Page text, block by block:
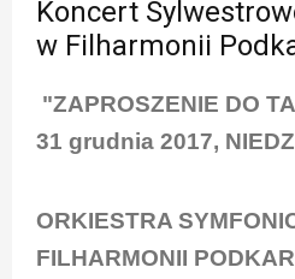
Koncert
w Filharmonii
"ZAPROSZENIE DO
31 grudnia 2017,
ORKIESTRA
FILHARMONII